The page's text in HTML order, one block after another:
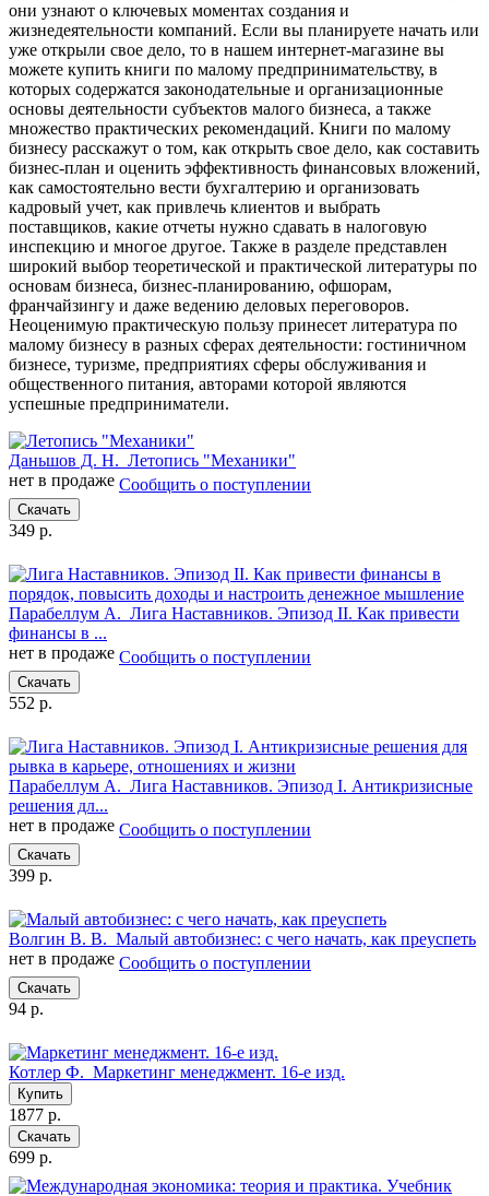
они узнают о ключевых моментах создания и
жизнедеятельности компаний. Если вы планируете начать или
уже открыли свое дело, то в нашем интернет-магазине вы
можете купить книги по малому предпринимательству, в
которых содержатся законодательные и организационные
основы деятельности субъектов малого бизнеса, а также
множество практических рекомендаций. Книги по малому
бизнесу расскажут о том, как открыть свое дело, как составить
бизнес-план и оценить эффективность финансовых вложений,
как самостоятельно вести бухгалтерию и организовать
кадровый учет, как привлечь клиентов и выбрать
поставщиков, какие отчеты нужно сдавать в налоговую
инспекцию и многое другое. Также в разделе представлен
широкий выбор теоретической и практической литературы по
основам бизнеса, бизнес-планированию, офшорам,
франчайзингу и даже ведению деловых переговоров.
Неоценимую практическую пользу принесет литература по
малому бизнесу в разных сферах деятельности: гостиничном
бизнесе, туризме, предприятиях сферы обслуживания и
общественного питания, авторами которой являются
успешные предприниматели.
Даньшов Д. Н. Летопись "Механики"
нет в продаже Сообщить о поступлении
Скачать
349 р.
Парабеллум А. Лига Наставников. Эпизод II. Как привести
финансы в ...
нет в продаже Сообщить о поступлении
Скачать
552 р.
Парабеллум А. Лига Наставников. Эпизод I. Антикризисные
решения дл...
нет в продаже Сообщить о поступлении
Скачать
399 р.
Волгин В. В. Малый автобизнес: с чего начать, как преуспеть
нет в продаже Сообщить о поступлении
Скачать
94 р.
Котлер Ф. Маркетинг менеджмент. 16-е изд.
Купить
1877 р.
Скачать
699 р.